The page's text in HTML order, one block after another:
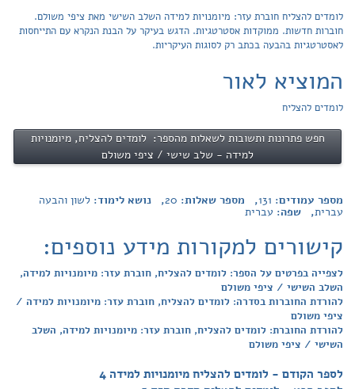
לומדים להצליח חוברת עזר: מיומנויות למידה השלב השישי מאת ציפי משולם.
חוברות חדשות. ממוקדות אסטרטגיות. הדגש בעיקר על הבנת הנקרא עם התייחסות
לאסטרטגיות בהבעה בכתב רק לסוגות העיקריות.
המוציא לאור
לומדים להצליח
חפש פתרונות ותשובות לשאלות מהספר: לומדים להצליח, מיומנויות
למידה - שלב שישי / ציפי משולם
מספר עמודים: 131, מספר שאלות: 20, נושא לימוד: לשון והבעה
עברית, שפה: עברית
קישורים למקורות מידע נוספים:
לצפייה בפרטים על הספר: לומדים להצליח, חוברת עזר: מיומנויות למידה,
השלב השישי / ציפי משולם
להורדת החוברות בסדרה: לומדים להצליח, חוברת עזר: מיומנויות למידה /
ציפי משולם
להורדת החוברת: לומדים להצליח, חוברת עזר: מיומנויות למידה, השלב
השישי / ציפי משולם
לספר הקודם - לומדים להצליח מיומנויות למידה 4